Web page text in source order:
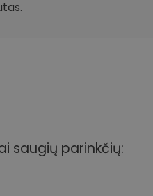
saugių parinkčių: